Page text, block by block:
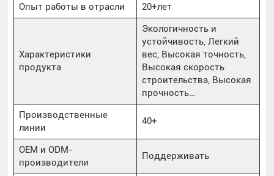
Опыт работы в отрасли
20+лет
Характеристики
продукта
Экологичность и
устойчивость, Легкий
вес, Высокая точность,
Высокая скорость
строительства, Высокая
прочность…
Производственные
линии
40+
OEM и ODM-
производители
Поддерживать